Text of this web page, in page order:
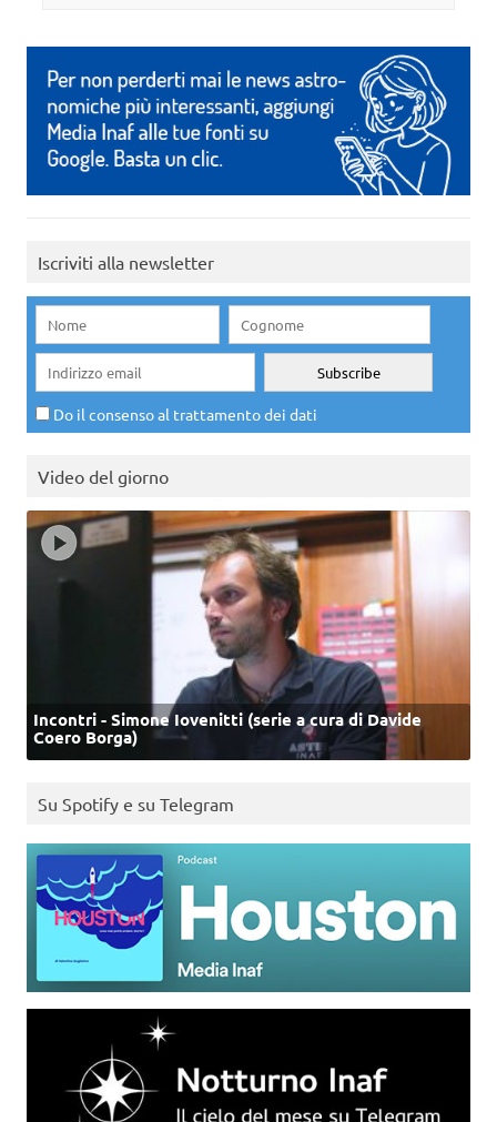
Iscriviti alla newsletter
Do il consenso al trattamento dei dati
Video del giorno
Incontri - Simone Iovenitti (serie a cura di Davide
Coero Borga)
Su Spotify e su Telegram